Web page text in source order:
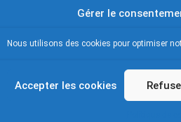
Gérer le
Nous utilisons des cookies pour optimiser
Accepter les cookies